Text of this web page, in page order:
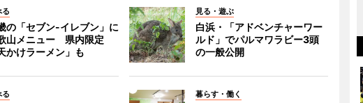
る
の「セブン-イレブン」に
山メニュー 県内限定
かけラーメン」も
見る・遊ぶ
白浜・「アドベンチャーワー
ルド」でパルマワラビー3頭
の一般公開
る 暮らす・働く